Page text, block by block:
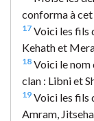
conforma à cet
17 Voici les fils
Kehath et
18 Voici le nom
clan : Libni et
19 Voici les fils
Amram,